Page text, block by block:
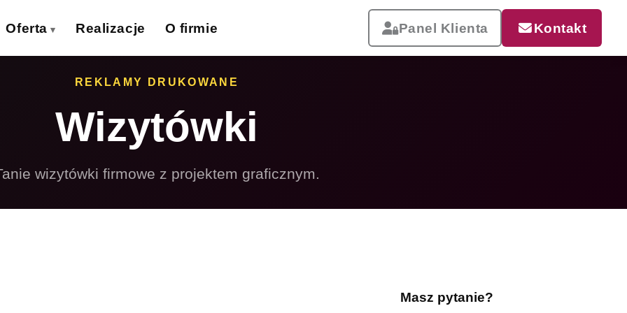
Oferta
› Ulotki
Banery wielkoformat.
›
Teczki firmowe
Zobacz całą ofertę
Realizacje O firmie Panel Klienta Kontakt
REKLAMY DRUKOWANE
Wizytówki
wizytówki firmowe z projektem graficznym.
Masz pytanie?